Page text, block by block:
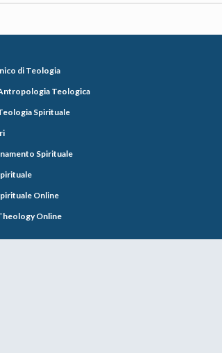
di Teologia
Teologica
Spirituale
Spirituale
Online
Online